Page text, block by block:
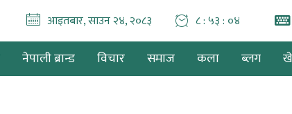
आइतबार, साउन २४, २०८३ ८ : ५३ : ०५
नेपाली ब्रान्ड विचार समाज कला ब्लग